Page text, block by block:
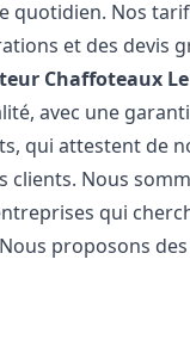
quotidien. Nos
et des devis
Chaffoteaux
avec une
qui attestent de
Nous
qui
proposons